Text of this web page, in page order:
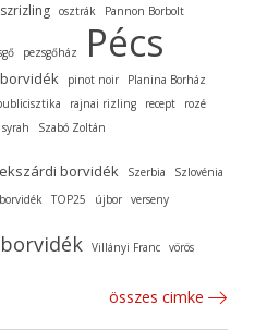
osztrák Pannon Borbolt
pezsgőház Pécs
pinot noir
Planina Borház
rajnai rizling recept
rozé
syrah Szabó Zoltán
borvidék Szerbia Szlovénia
TOP25 újbor verseny
Villányi Franc vörös
összes cimke